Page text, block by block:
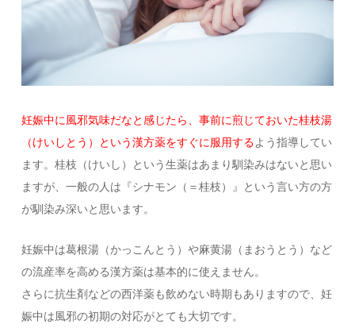
妊娠中に風邪気味だなと感じたら、事前に煎じておいた桂枝湯
（けいしとう）という漢方薬をすぐに服用する よう指導してい
ます。桂枝（けいし）という生薬はあまり馴染みはないと思い
ますが、一般の人は『シナモン（＝桂枝）』という言い方の方
が馴染み深いと思います。
妊娠中は葛根湯（かっこんとう）や麻黄湯（まおうとう）など
の流産率を高める漢方薬は基本的に使えません。
さらに抗生剤などの西洋薬も飲めない時期もありますので、妊
娠中は風邪の初期の対応がとても大切です。